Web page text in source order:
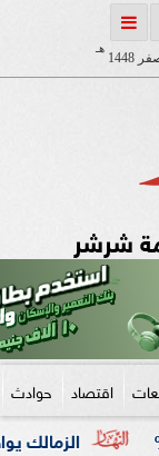
هـ
شرشر
اقتصاد حوادث
الزمالك يواصل